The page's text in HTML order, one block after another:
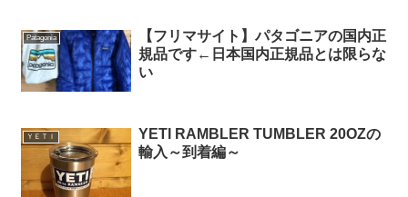
Patagonia
【フリマサイト】パタゴニアの国内正
規品です←日本国内正規品とは限らな
い
ＹＥＴＩ
YETI RAMBLER TUMBLER 20OZの
輸入～到着編～